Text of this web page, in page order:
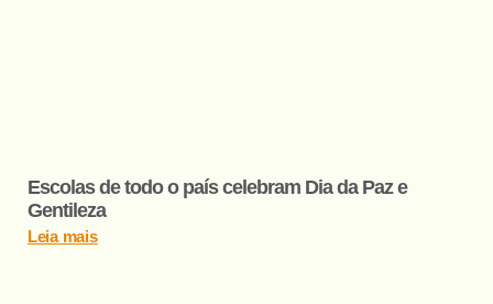
Escolas de todo o país celebram Dia da Paz e
Gentileza
Leia mais